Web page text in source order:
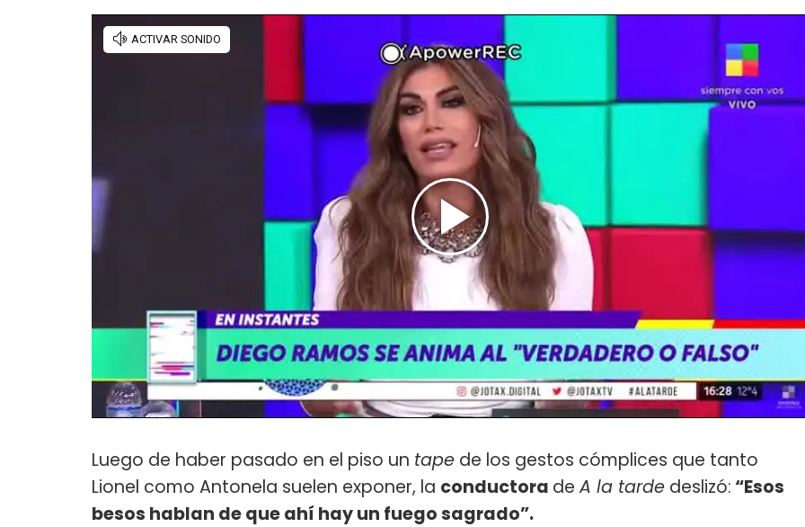
Luego de haber pasado en el piso un tape de los gestos cómplices que tanto
Lionel como Antonela suelen exponer, la conductora deA la tarde deslizó: “Esos
besos hablan de que ahí hay un fuego sagrado”.